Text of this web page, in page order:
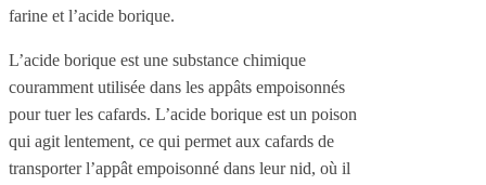
farine et l’acide borique.
L’acide borique est une substance chimique
couramment utilisée dans les appâts empoisonnés
pour tuer les cafards. L’acide borique est un poison
qui agit lentement, ce qui permet aux cafards de
transporter l’appât empoisonné dans leur nid, où il